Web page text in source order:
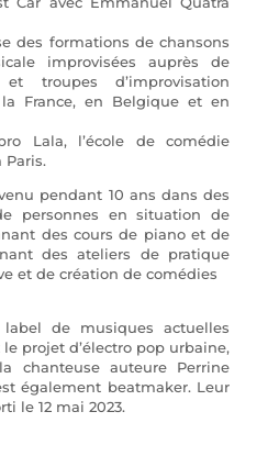
des formations de chansons
improvisées auprès de
troupes d’improvisation
France, en Belgique et en
Lala, l’école de comédie
pendant 10 ans dans des
personnes en situation de
des cours de piano et de
des ateliers de pratique
et de création de comédies
de musiques actuelles
projet d’électro pop urbaine,
chanteuse auteure Perrine
également beatmaker. Leur
le 12 mai 2023.